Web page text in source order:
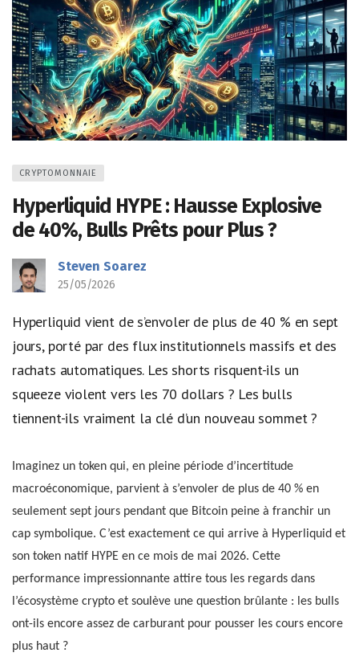
CRYPTOMONNAIE
Hyperliquid HYPE : Hausse Explosive
de 40%, Bulls Prêts pour Plus ?
Steven Soarez
25/05/2026
Hyperliquid vient de s’envoler de plus de 40 % en sept
jours, porté par des flux institutionnels massifs et des
rachats automatiques. Les shorts risquent-ils un
squeeze violent vers les 70 dollars ? Les bulls
tiennent-ils vraiment la clé d’un nouveau sommet ?
Imaginez un token qui, en pleine période d’incertitude
macroéconomique, parvient à s’envoler de plus de 40 % en
seulement sept jours pendant que Bitcoin peine à franchir un
cap symbolique. C’est exactement ce qui arrive à Hyperliquid et
son token natif HYPE en ce mois de mai 2026. Cette
performance impressionnante attire tous les regards dans
l’écosystème crypto et soulève une question brûlante : les bulls
ont-ils encore assez de carburant pour pousser les cours encore
plus haut ?